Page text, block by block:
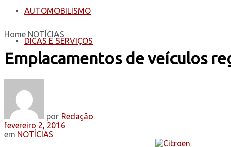
AUTOMOBILISMO
DICAS E SERVIÇOS
Home NOTÍCIAS
Emplacamentos de veículos
por Redação
fevereiro 2, 2016
em NOTÍCIAS